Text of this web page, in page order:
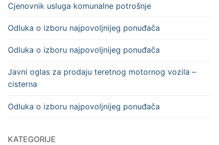
Cjenovnik usluga komunalne potrošnje
Odluka o izboru najpovoljnijeg ponuđača
Odluka o izboru najpovoljnijeg ponuđača
Javni oglas za prodaju teretnog motornog vozila –
cisterna
Odluka o izboru najpovoljnijeg ponuđača
KATEGORIJE